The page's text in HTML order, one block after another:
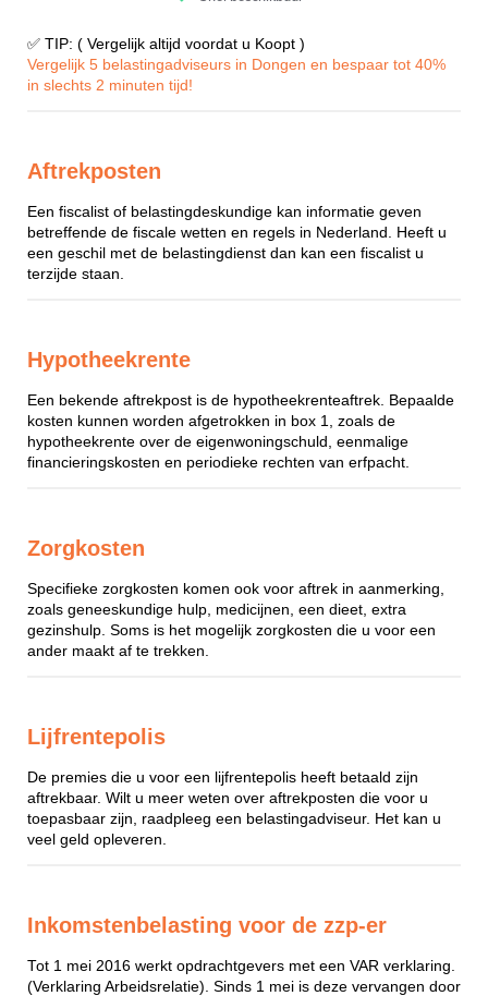
✅ TIP: ( Vergelijk altijd voordat u Koopt )
Vergelijk 5 belastingadviseurs in Dongen en bespaar tot 40%
in slechts 2 minuten tijd!
Aftrekposten
Een fiscalist of belastingdeskundige kan informatie geven
betreffende de fiscale wetten en regels in Nederland. Heeft u
een geschil met de belastingdienst dan kan een fiscalist u
terzijde staan.
Hypotheekrente
Een bekende aftrekpost is de hypotheekrenteaftrek. Bepaalde
kosten kunnen worden afgetrokken in box 1, zoals de
hypotheekrente over de eigenwoningschuld, eenmalige
financieringskosten en periodieke rechten van erfpacht.
Zorgkosten
Specifieke zorgkosten komen ook voor aftrek in aanmerking,
zoals geneeskundige hulp, medicijnen, een dieet, extra
gezinshulp. Soms is het mogelijk zorgkosten die u voor een
ander maakt af te trekken.
Lijfrentepolis
De premies die u voor een lijfrentepolis heeft betaald zijn
aftrekbaar. Wilt u meer weten over aftrekposten die voor u
toepasbaar zijn, raadpleeg een belastingadviseur. Het kan u
veel geld opleveren.
Inkomstenbelasting voor de zzp-er
Tot 1 mei 2016 werkt opdrachtgevers met een VAR verklaring.
(Verklaring Arbeidsrelatie). Sinds 1 mei is deze vervangen door